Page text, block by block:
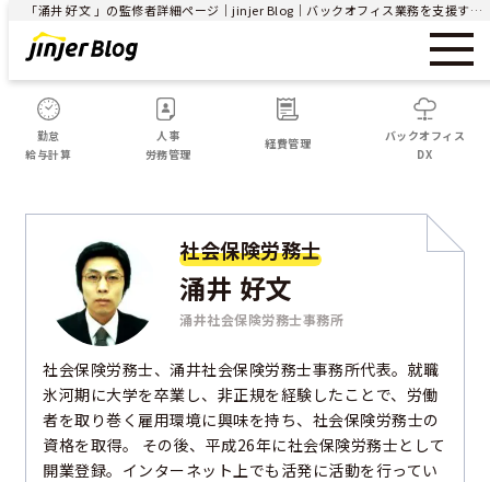
「涌井 好文 」の監修者詳細ページ｜jinjer Blog｜バックオフィス業務を支援するメディア
勤怠
給与計算
人事
労務管理
経費管理
バックオフィス
DX
社会保険労務士
涌井 好文
涌井社会保険労務士事務所
社会保険労務士、涌井社会保険労務士事務所代表。就職
氷河期に大学を卒業し、非正規を経験したことで、労働
者を取り巻く雇用環境に興味を持ち、社会保険労務士の
資格を取得。 その後、平成26年に社会保険労務士として
開業登録。インターネット上でも活発に活動を行ってい